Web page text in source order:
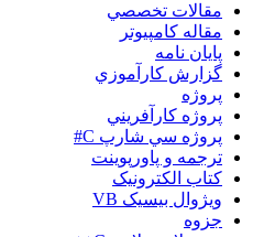
مقالات تخصصي
مقاله کامپیوتر
پایان نامه
گزارش کارآموزي
پروژه
پروژه کارآفريني
پروژه سي شارپ C#
ترجمه و پاورپوينت
کتاب الکترونيک
ويژوال بيسيک VB
جزوه